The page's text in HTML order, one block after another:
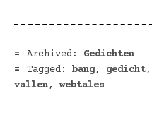
Archived:
Gedichten
Tagged:
bang, gedicht,
vallen, webtales